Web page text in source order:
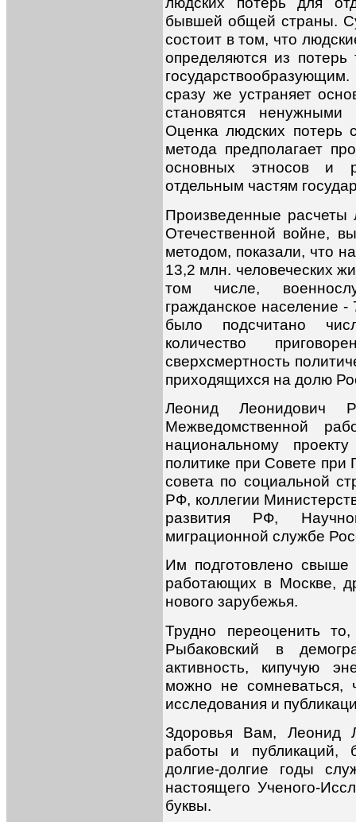
бывшей общей страны.
состоит в том, что
определяются из потерь
сразу же устраняет
становятся
Оценка людских потерь
метода предполагает
основных этносов и
отдельным частям
Произведенные расчеты
Отечественной войне,
методом, показали, что
13,2 млн. человеческих
том числе,
гражданское население
было подсчитано
количество
сверхсмертность
приходящихся на долю
Леонид Леонидович
Межведомственной
национальному
политике при Совете
совета по социальной
РФ, коллегии
развития РФ,
миграционной службе
Им подготовлено свыше
работающих в Москве,
нового зарубежья.
Трудно переоценить
Рыбаковский в
активность, кипучую
можно не сомневаться,
исследования и
Здоровья Вам, Леонид
работы и публикаций,
долгие-долгие годы
настоящего Ученого-
буквы.